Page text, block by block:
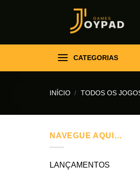
CATEGORIAS
INÍCIO / TODOS OS
NAVEGUE AQUI…
LANÇAMENTOS